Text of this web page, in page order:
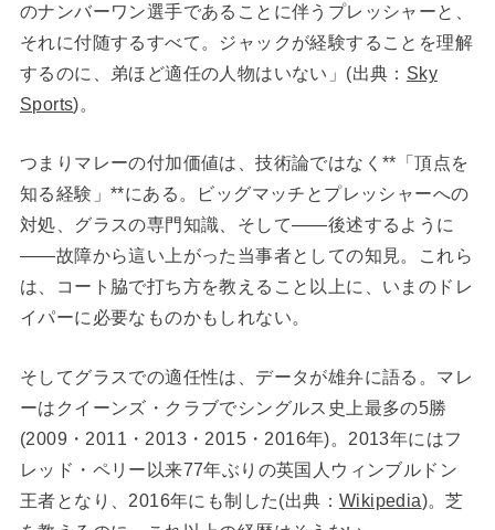
のナンバーワン選手であることに伴うプレッシャーと、
それに付随するすべて。ジャックが経験することを理解
するのに、弟ほど適任の人物はいない」(出典： Sky
Sports)。
つまりマレーの付加価値は、技術論ではなく**「頂点を
知る経験」**にある。ビッグマッチとプレッシャーへの
対処、グラスの専門知識、そして——後述するように
——故障から這い上がった当事者としての知見。これら
は、コート脇で打ち方を教えること以上に、いまのドレ
イパーに必要なものかもしれない。
そしてグラスでの適任性は、データが雄弁に語る。マレ
ーはクイーンズ・クラブでシングルス史上最多の5勝
(2009・2011・2013・2015・2016年)。2013年にはフ
レッド・ペリー以来77年ぶりの英国人ウィンブルドン
王者となり、2016年にも制した(出典： Wikipedia)。芝